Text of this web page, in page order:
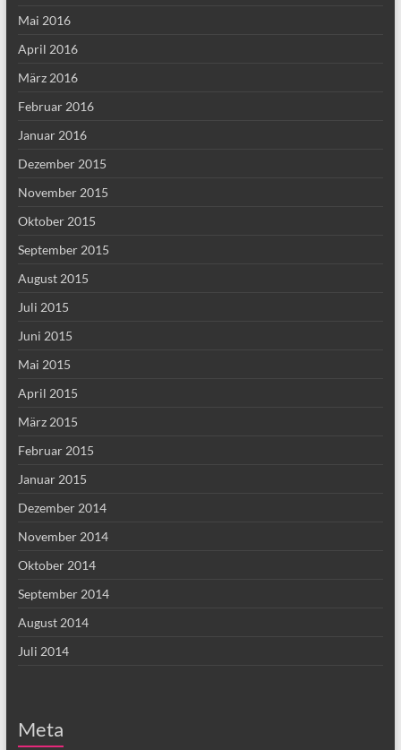
Mai 2016
April 2016
März 2016
Februar 2016
Januar 2016
Dezember 2015
November 2015
Oktober 2015
September 2015
August 2015
Juli 2015
Juni 2015
Mai 2015
April 2015
März 2015
Februar 2015
Januar 2015
Dezember 2014
November 2014
Oktober 2014
September 2014
August 2014
Juli 2014
Meta